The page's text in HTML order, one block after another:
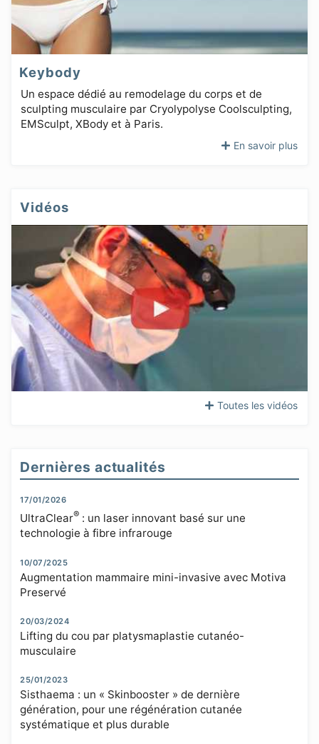
Keybody
Un espace dédié au remodelage du corps et de
sculpting musculaire par Cryolypolyse Coolsculpting,
EMSculpt, XBody et à Paris.
En savoir plus
Vidéos
Toutes les vidéos
Dernières actualités
17/01/2026
UltraClear® : un laser innovant basé sur une
technologie à fibre infrarouge
10/07/2025
Augmentation mammaire mini-invasive avec Motiva
Preservé
20/03/2024
Lifting du cou par platysmaplastie cutanéo-
musculaire
25/01/2023
Sisthaema : un « Skinbooster » de dernière
génération, pour une régénération cutanée
systématique et plus durable